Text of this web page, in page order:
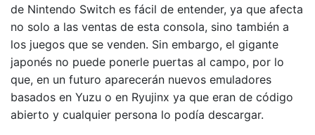
de Nintendo Switch es fácil de entender, ya que afecta
no solo a las ventas de esta consola, sino también a
los juegos que se venden. Sin embargo, el gigante
japonés no puede ponerle puertas al campo, por lo
que, en un futuro aparecerán nuevos emuladores
basados en Yuzu o en Ryujinx ya que eran de código
abierto y cualquier persona lo podía descargar.